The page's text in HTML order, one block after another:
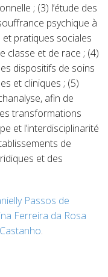
; (3) l’étude des
psychique à
pratiques sociales
classe et de race ; (4)
dispositifs de soins
et cliniques ; (5)
afin de
transformations
et l’interdisciplinarité
de
et des
Passos de
Ferreira da Rosa
.